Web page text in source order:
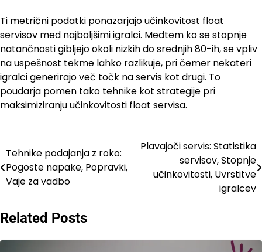
Ti metrični podatki ponazarjajo učinkovitost float
servisov med najboljšimi igralci. Medtem ko se stopnje
natančnosti gibljejo okoli nizkih do srednjih 80-ih, sevpliv
nauspešnost tekme lahko razlikuje, pri čemer nekateri
igralci generirajo več točk na servis kot drugi. To
poudarja pomen tako tehnike kot strategije pri
maksimiziranju učinkovitosti float servisa.
Post
navigation
Tehnike podajanja z roko:
Pogoste napake, Popravki,
Vaje za vadbo
Plavajoči servis: Statistika
servisov, Stopnje
učinkovitosti, Uvrstitve
igralcev
Related Posts